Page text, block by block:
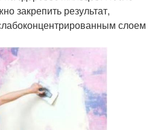
закрепить результат,
слоем